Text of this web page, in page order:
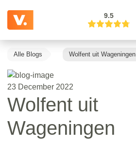
9.5
Alle Blogs Wolfent uit Wageningen
23 December 2022
Wolfent uit
Wageningen